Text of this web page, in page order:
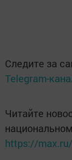
Следите за
Telegram-
Читайте
https://